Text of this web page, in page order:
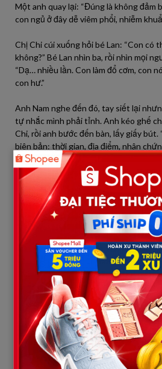
Một anh quay lại: “Đúng là không đảm
con ngủ ở đây dễ viêm phổi, nhiễm
Chị Chi cúi xuống hỏi bé Lan: “Con có
không?” Bé Lan nhìn ba, rồi nhìn mọi
“Dạ… nhiều lần. Con làm đổ cơm, con
con hư.”
Anh Nam nghe đến đó, tay siết lại
tự nhắc mình phải tỉnh. Anh kéo ghế
Chi, rồi anh bước đến bàn, lấy giấy
biên bản: thời gian, địa điểm, nhân
cháu.”
Trưởng thôn thở dài nhưng gật đầu.
đồng ý. Họ hỏi chị Hương vài câu. Chị
theo kiểu nhà quê”, nói “anh Nam đi xa
đoạn video và nhân chứng, những lời
Anh Nam yêu cầu thêm một việc khiến
anh đề nghị đưa con đi trạm y tế ngay
khỏe và xin giấy xác nhận, đồng thời
ban đầu.
“Em không muốn ai nói ‘trong nhà
này liên quan sức khỏe và an toàn của
nhìn thẳng chị Hương. “Cô có thể
và đạo lý không cãi được.”